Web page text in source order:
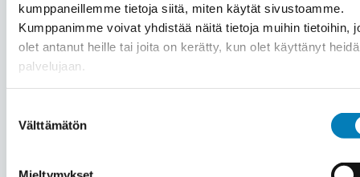
kumppaneillemme tietoja siitä, miten käytät sivustoamme.
Kumppanimme voivat yhdistää näitä tietoja muihin tietoihin,
olet antanut heille tai joita on kerätty, kun olet käyttänyt
palvelujaan.
valinta
Välttämätön
Automaation hinta Juva –
Mitä automaation hankinta
Jokainen automaatioprojekti Juvalla on